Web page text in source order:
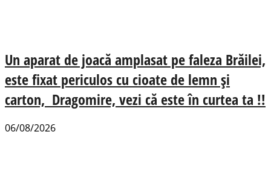
Un aparat de joacă amplasat pe faleza Brăilei,
este fixat periculos cu cioate de lemn și
carton, Dragomire, vezi că este în curtea ta !!
06/08/2026